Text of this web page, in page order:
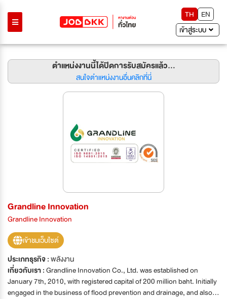
TH
EN
เข้าสู่ระบบ
ตำแหน่งงานนี้ได้ปิดการรับสมัครแล้ว...
สนใจตำแหน่งงานอื่นคลิกที่นี่
Grandline Innovation
Grandline Innovation
เข้าชมเว็บไซต์
ประเภทธุรกิจ :พลังงาน
เกี่ยวกับเรา :Grandline Innovation Co., Ltd. was established on
January 7th, 2010, with registered capital of 200 million baht. Initially
engaged in the business of flood prevention and drainage, and also